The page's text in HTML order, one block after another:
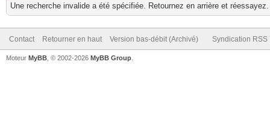
Une recherche invalide a été spécifiée. Retournez en arrière et réessayez.
Contact Retourner en haut Version bas-débit (Archivé) Syndication RSS
Moteur MyBB , © 2002-2026 MyBB Group